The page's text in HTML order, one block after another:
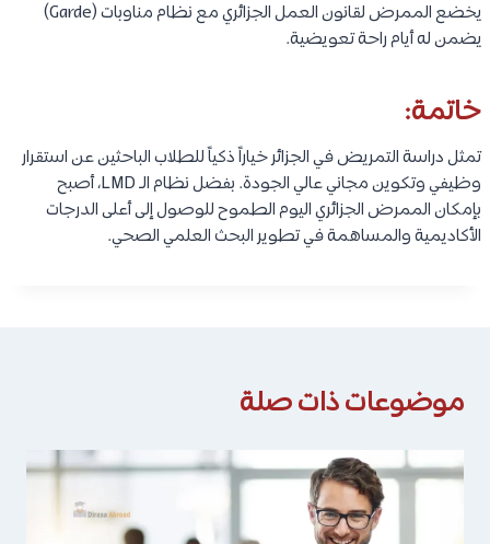
يخضع الممرض لقانون العمل الجزائري مع نظام مناوبات (Garde)
يضمن له أيام راحة تعويضية.
خاتمة:
تمثل دراسة التمريض في الجزائر خياراً ذكياً للطلاب الباحثين عن استقرار
وظيفي وتكوين مجاني عالي الجودة. بفضل نظام الـ LMD، أصبح
بإمكان الممرض الجزائري اليوم الطموح للوصول إلى أعلى الدرجات
الأكاديمية والمساهمة في تطوير البحث العلمي الصحي.
موضوعات ذات صلة